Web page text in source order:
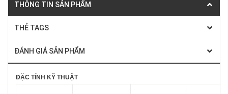
THÔNG TIN SẢN PHẨM
THẺ TAGS
ĐÁNH GIÁ SẢN PHẨM
ĐẶC TÍNH KỸ THUẬT